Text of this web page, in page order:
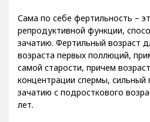
Сама по себе фертильность –
репродуктивной функции,
зачатию. Фертильный возраст
возраста первых поллюций,
самой старости, причем
концентрации спермы, сильный
зачатию с подросткового
лет.